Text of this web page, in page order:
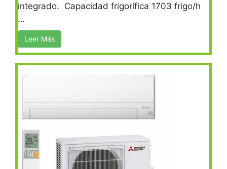
integrado. Capacidad frigorífica 1703 frigo/h
…
Leer Más